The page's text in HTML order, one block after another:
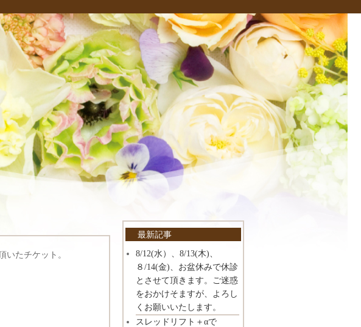
最新記事
8/12(水）、8/13(木)、
８/14(金)、お盆休みで休診
とさせて頂きます。ご迷惑
をおかけそますが、よろし
くお願いいたします。
スレッドリフト＋αで
いたチケット。